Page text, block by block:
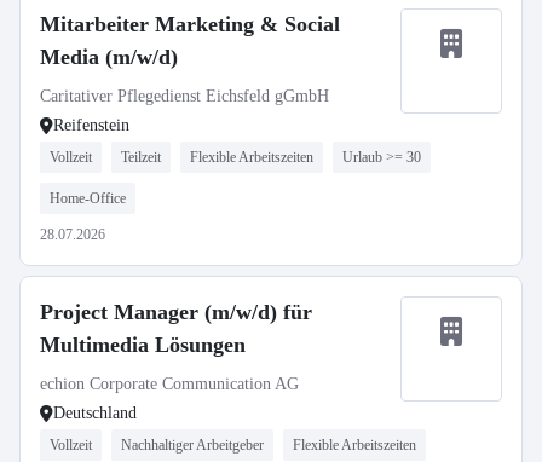
Mitarbeiter Marketing & Social
Media (m/w/d)
Caritativer Pflegedienst Eichsfeld gGmbH
Reifenstein
Vollzeit Teilzeit Flexible Arbeitszeiten Urlaub >= 30
Home-Office
28.07.2026
Project Manager (m/w/d) für
Multimedia Lösungen
echion Corporate Communication AG
Deutschland
Vollzeit Nachhaltiger Arbeitgeber Flexible Arbeitszeiten